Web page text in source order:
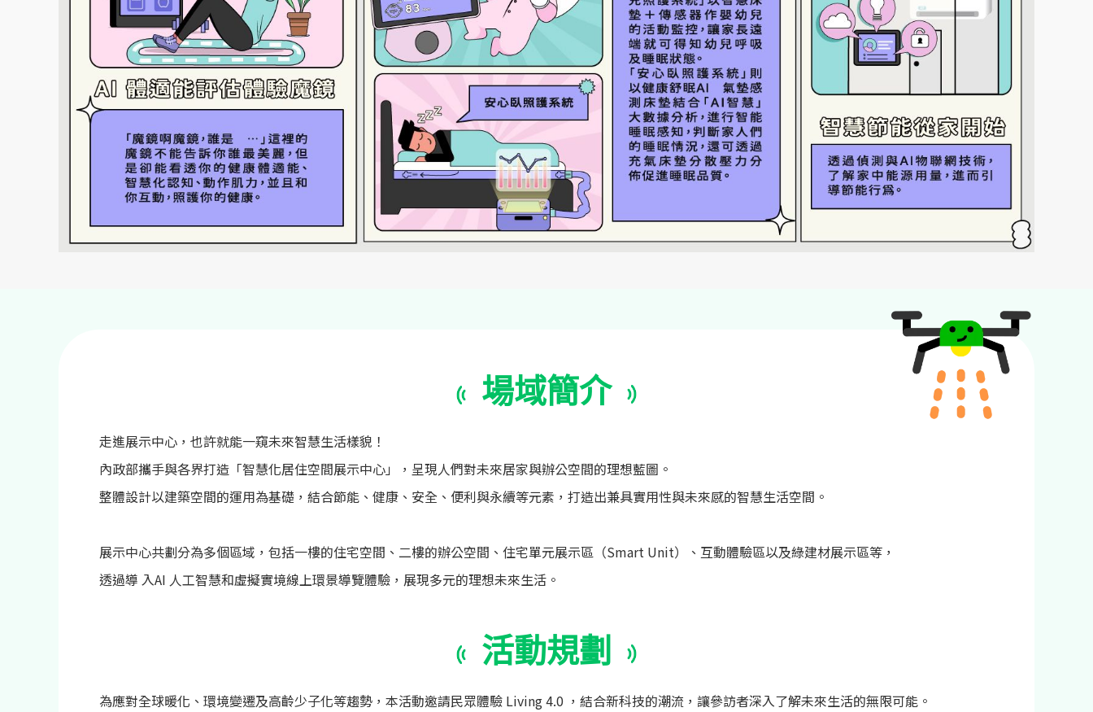
場域簡介
走進展示中心，也許就能一窺未來智慧生活樣貌！
內政部攜手與各界打造「智慧化居住空間展示中心」，呈現人們對未來居家與辦公空間的理想藍圖。
整體設計以建築空間的運用為基礎，結合節能、健康、安全、便利與永續等元素，打造出兼具實用性與未來感的智慧生活空間。
展示中心共劃分為多個區域，包括一樓的住宅空間、二樓的辦公空間、住宅單元展示區（Smart Unit）、互動體驗區以及綠建材展示區等，
透過導 入AI 人工智慧和虛擬實境線上環景導覽體驗，展現多元的理想未來生活。
活動規劃
為應對全球暖化、環境變遷及高齡少子化等趨勢，本活動邀請民眾體驗 Living 4.0 ，結合新科技的潮流，讓參訪者深入了解未來生活的無限可能。